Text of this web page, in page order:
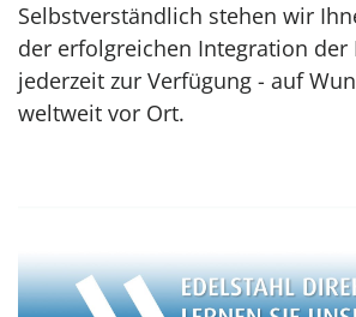
Selbstverständlich stehen wir
der erfolgreichen Integration der
jederzeit zur Verfügung - auf
weltweit vor Ort.